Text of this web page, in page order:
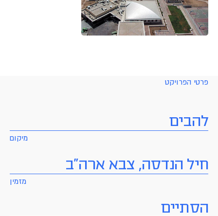
פרטי הפרויקט
להבים
מיקום
חיל הנדסה, צבא ארה"ב
מזמין
הסתיים